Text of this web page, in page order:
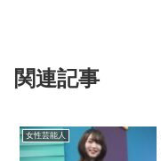
関連記事
女性芸能人